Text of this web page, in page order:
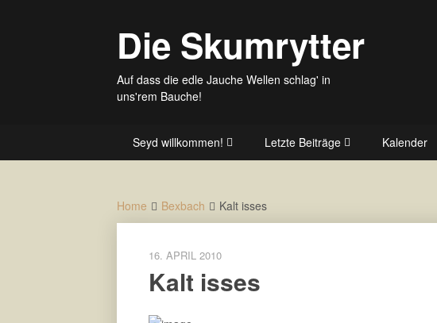
Die Skumrytter
Auf dass die edle Jauche Wellen schlag' in
uns'rem Bauche!
Seyd willkommen! Letzte Beiträge Kalender
Home Bexbach Kalt isses
16. APRIL 2010
Kalt isses